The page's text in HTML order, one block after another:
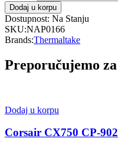
Dodaj u korpu
Dostupnost: Na Stanju
SKU:NAP0166
Brands:Thermaltake
Preporučujemo za
Dodaj u korpu
Corsair CX750 CP-